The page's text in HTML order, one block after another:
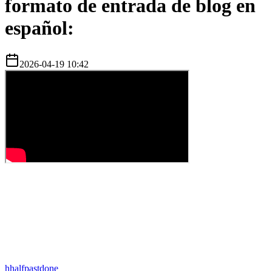
formato de entrada de blog en
español:
2026-04-19 10:42
hhalfpastdone